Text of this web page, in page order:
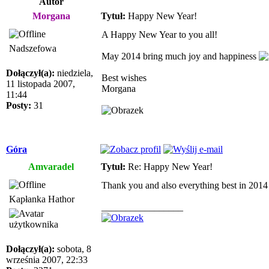
Morgana
Tytuł: Happy New Year!
Nadszefowa
Dołączył(a): niedziela,
11 listopada 2007,
11:44
Posty: 31
A Happy New Year to you all!
May 2014 bring much joy and happiness
Best wishes
Morgana
Góra
Amvaradel
Tytuł: Re: Happy New Year!
Kapłanka Hathor
Dołączył(a): sobota, 8
września 2007, 22:33
Thank you and also everything best in 2014